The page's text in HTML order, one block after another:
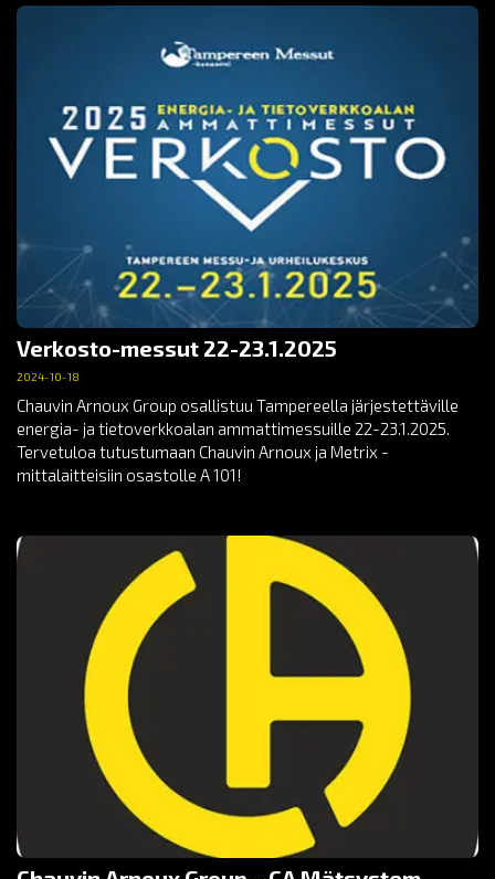
Verkosto-messut 22-23.1.2025
2024-10-18
Chauvin Arnoux Group osallistuu Tampereella järjestettäville
energia- ja tietoverkkoalan ammattimessuille 22-23.1.2025.
Tervetuloa tutustumaan Chauvin Arnoux ja Metrix -
mittalaitteisiin osastolle A 101!